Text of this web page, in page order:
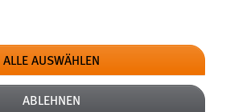
ALLE AUSWÄHLEN
ABLEHNEN